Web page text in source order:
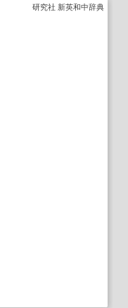
研究社 新英和中辞典